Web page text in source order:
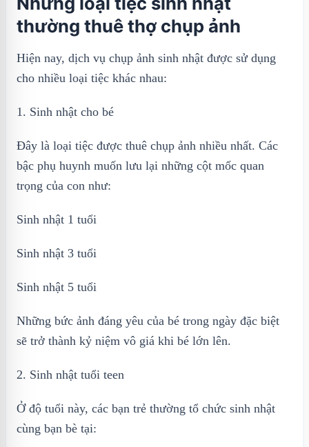
thường thuê thợ chụp ảnh
Hiện nay, dịch vụ chụp ảnh sinh nhật được sử dụng
cho nhiều loại tiệc khác nhau:
1. Sinh nhật cho bé
Đây là loại tiệc được thuê chụp ảnh nhiều nhất. Các
bậc phụ huynh muốn lưu lại những cột mốc quan
trọng của con như:
Sinh nhật 1 tuổi
Sinh nhật 3 tuổi
Sinh nhật 5 tuổi
Những bức ảnh đáng yêu của bé trong ngày đặc biệt
sẽ trở thành kỷ niệm vô giá khi bé lớn lên.
2. Sinh nhật tuổi teen
Ở độ tuổi này, các bạn trẻ thường tổ chức sinh nhật
cùng bạn bè tại: